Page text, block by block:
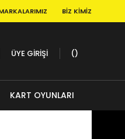
BIZ KIMIZ
ÜYE GİRİŞİ
KART OYUNLARI